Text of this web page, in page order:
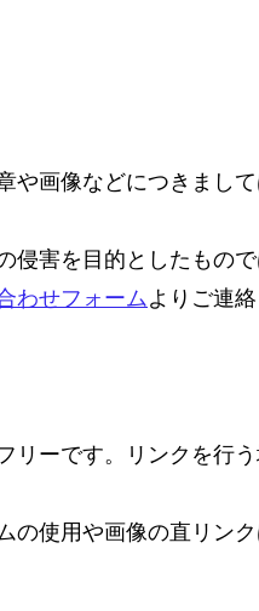
や画像などにつきまし
侵害を目的としたもの
わせフォームよりご連
リーです。リンクを行
の使用や画像の直リンク